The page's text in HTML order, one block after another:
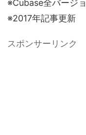
※Cubase全バージ
※2017年記事更新
スポンサーリンク